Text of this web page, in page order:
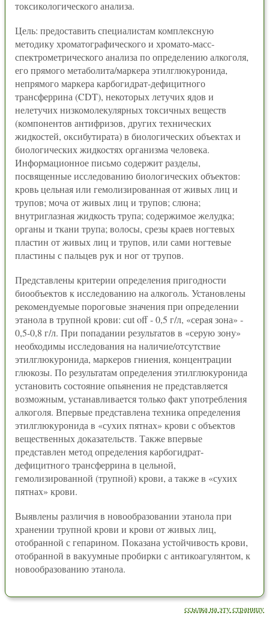
токсикологического анализа.
Цель: предоставить специалистам комплексную
методику хроматографического и хромато-масс-
спектрометрического анализа по определению алкоголя,
его прямого метаболита/маркера этилглюкуронида,
непрямого маркера карбогидрат-дефицитного
трансферрина (CDT), некоторых летучих ядов и
нелетучих низкомолекулярных токсичных веществ
(компонентов антифризов, других технических
жидкостей, оксибутирата) в биологических объектах и
биологических жидкостях организма человека.
Информационное письмо содержит разделы,
посвященные исследованию биологических объектов:
кровь цельная или гемолизированная от живых лиц и
трупов; моча от живых лиц и трупов; слюна;
внутриглазная жидкость трупа; содержимое желудка;
органы и ткани трупа; волосы, срезы краев ногтевых
пластин от живых лиц и трупов, или сами ногтевые
пластины с пальцев рук и ног от трупов.
Представлены критерии определения пригодности
биообъектов к исследованию на алкоголь. Установлены
рекомендуемые пороговые значения при определении
этанола в трупной крови: cut off - 0,5 г/л, «серая зона» -
0,5-0,8 г/л. При попадании результатов в «серую зону»
необходимы исследования на наличие/отсутствие
этилглюкуронида, маркеров гниения, концентрации
глюкозы. По результатам определения этилглюкуронида
установить состояние опьянения не представляется
возможным, устанавливается только факт употребления
алкоголя. Впервые представлена техника определения
этилглюкуронида в «сухих пятнах» крови с объектов
вещественных доказательств. Также впервые
представлен метод определения карбогидрат-
дефицитного трансферрина в цельной,
гемолизированной (трупной) крови, а также в «сухих
пятнах» крови.
Выявлены различия в новообразовании этанола при
хранении трупной крови и крови от живых лиц,
отобранной с гепарином. Показана устойчивость крови,
отобранной в вакуумные пробирки с антикоагулянтом, к
новообразованию этанола.
ссылка на эту страницу